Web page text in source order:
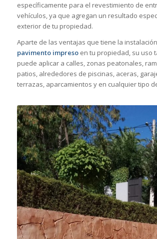
específicamente para el revestimiento de
vehículos, ya que agregan un resultado
exterior de tu propiedad.
Aparte de las ventajas que tiene la
pavimento impresoen tu propiedad, su uso
puede aplicar a calles, zonas peatonales,
patios, alrededores de piscinas, aceras,
terrazas, aparcamientos y en cualquier tipo